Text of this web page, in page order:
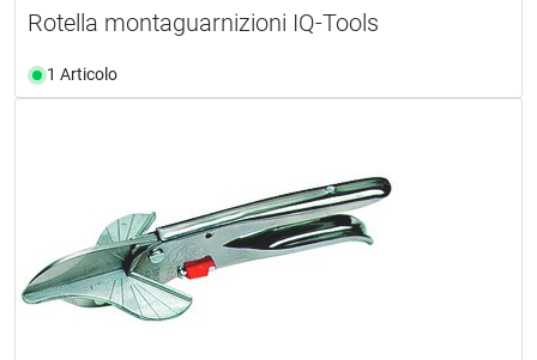
Rotella montaguarnizioni IQ-Tools
1 Articolo